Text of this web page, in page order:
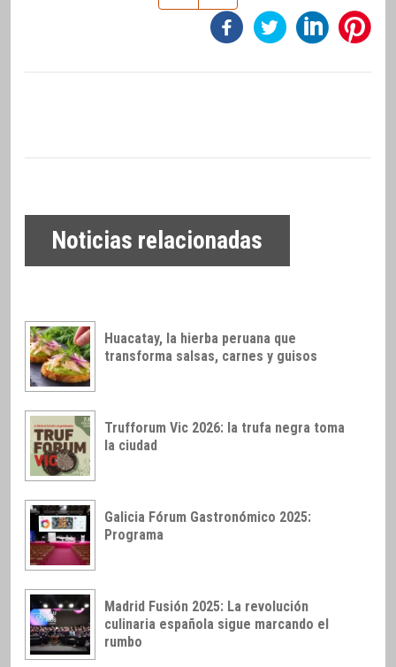
Noticias relacionadas
Huacatay, la hierba peruana que
transforma salsas, carnes y guisos
Trufforum Vic 2026: la trufa negra toma
la ciudad
Galicia Fórum Gastronómico 2025:
Programa
Madrid Fusión 2025: La revolución
culinaria española sigue marcando el
rumbo